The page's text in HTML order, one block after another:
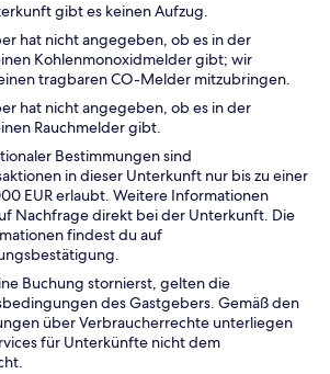
gibt es keinen Aufzug.
hat nicht angegeben, ob es in der
Kohlenmonoxidmelder gibt; wir
tragbaren CO-Melder mitzubringen.
hat nicht angegeben, ob es in der
Rauchmelder gibt.
Bestimmungen sind
in dieser Unterkunft nur bis zu einer
EUR erlaubt. Weitere Informationen
Nachfrage direkt bei der Unterkunft. Die
findest du auf
Buchung stornierst, gelten die
des Gastgebers. Gemäß den
über Verbraucherrechte unterliegen
für Unterkünfte nicht dem